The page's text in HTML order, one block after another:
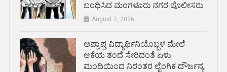
ಬಂಧಿಸಿದ ಮಂಗಳೂರು ನಗರ ಪೊಲೀಸರು
August 7, 2026
ಅಪ್ರಾಪ್ತ ವಿದ್ಯಾರ್ಥಿನಿಯೊಬ್ಬಳ ಮೇಲೆ
ಆಕೆಯ ತಂದೆ ಸೇರಿದಂತೆ ಏಳು
ಮಂದಿಯಿಂದ ನಿರಂತರ ಲೈಂಗಿಕ ದೌರ್ಜನ್ಯ